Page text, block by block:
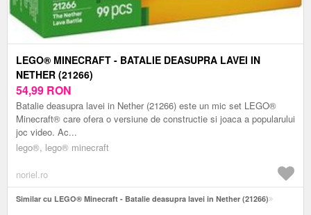
LEGO® MINECRAFT - BATALIE DEASUPRA LAVEI IN
NETHER (21266)
54,99 RON
Batalie deasupra lavei in Nether (21266) este un mic set LEGO®
Minecraft® care ofera o versiune de constructie si joaca a popularului
joc video. Ac...
lego®, lego® minecraft
noriel.ro
Similar cu LEGO® Minecraft - Batalie deasupra lavei in Nether (21266)